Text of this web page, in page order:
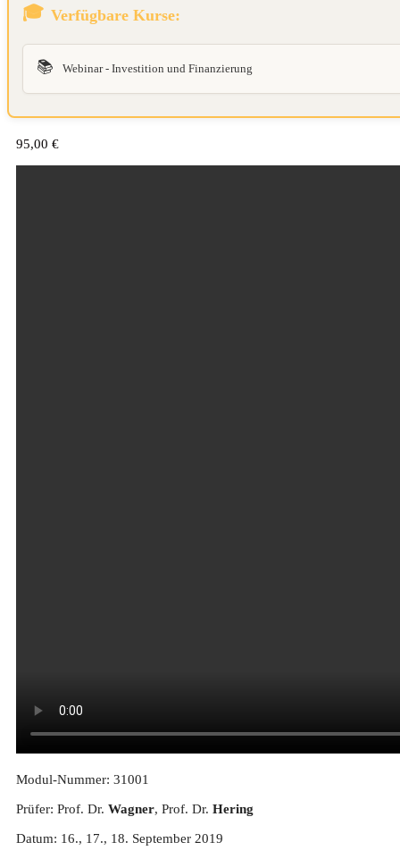
Verfügbare Kurse:
📚 Webinar - Investition und Finanzierung
95,00 €
Modul-Nummer: 31001
Prüfer: Prof. Dr. Wagner, Prof. Dr. Hering
Datum: 16., 17., 18. September 2019